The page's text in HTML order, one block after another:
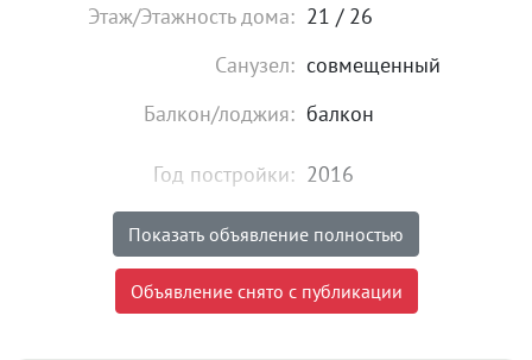
Этаж/Этажность дома: 21 / 26
Санузел: совмещенный
Балкон/лоджия: балкон
Год постройки: 2016
Состояние: хорошее
Цена: 3 100 000
Показать объявление полностью
Объявление снято с публикации